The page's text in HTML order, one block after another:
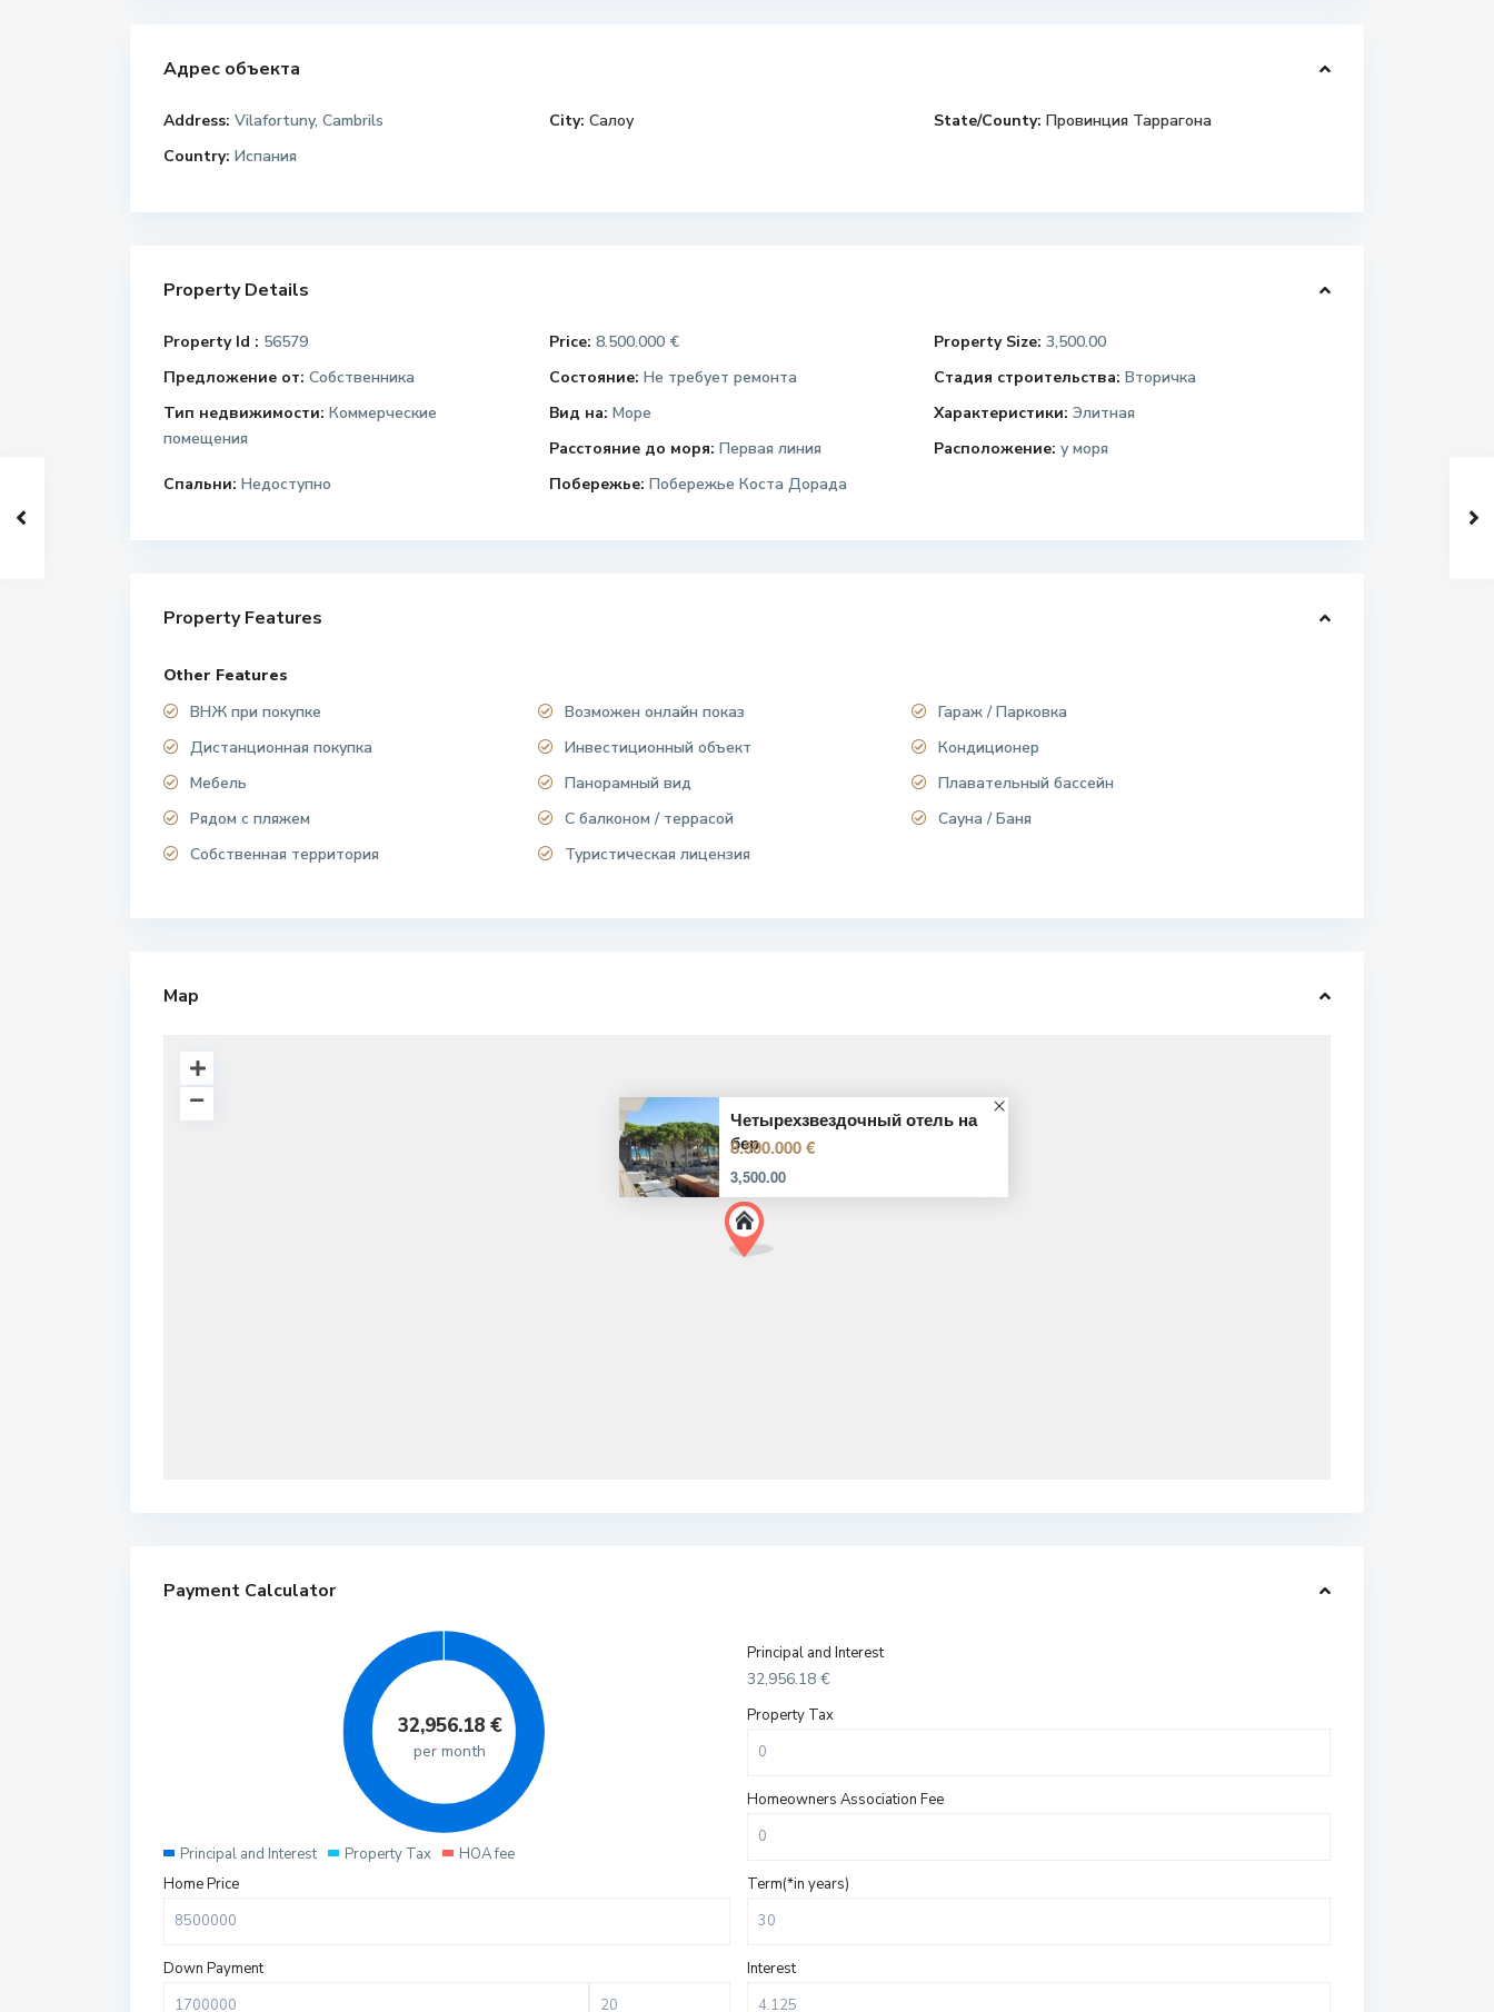
Адрес объекта
Address: Vilafortuny, Cambrils City: Салоу State/County: Провинция Таррагона
Country: Испания
Property Details
Property Id : 56579 Price: 8.500.000 € Property Size: 3,500.00
Предложение от: Собственника Состояние: Не требует ремонта Стадия строительства: Вторичка
Тип недвижимости: Коммерческие
помещения
Вид на: Море Характеристики: Элитная
Расстояние до моря: Первая линия Расположение: у моря
Спальни: Недоступно Побережье: Побережье Коста Дорада
Property Features
Other Features
ВНЖ при покупке
Возможен онлайн показ
Гараж / Парковка
Дистанционная покупка
Инвестиционный объект
Кондиционер
Мебель
Панорамный вид
Плавательный бассейн
Рядом с пляжем
С балконом / террасой
Сауна / Баня
Собственная территория
Туристическая лицензия
Map
Четырехзвездочный отель на
бер
8.500.000 €
3,500.00
Payment Calculator
32,956.18€
per month
Principal and Interest Property Tax HOA fee
Principal and Interest
32,956.18 €
Property Tax
Homeowners Association Fee
Home Price
Down Payment
Term(*in years)
Interest